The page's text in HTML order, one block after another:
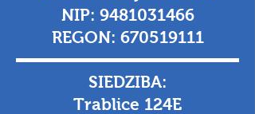
NIP: 9481031466
REGON: 670519111
SIEDZIBA:
Trablice 124E